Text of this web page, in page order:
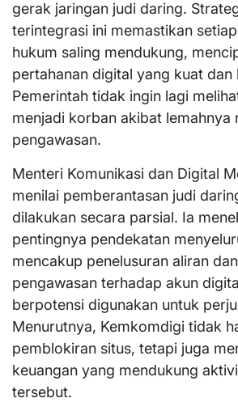
gerak jaringan judi daring.
terintegrasi ini memastikan
hukum saling mendukung,
pertahanan digital yang kuat dan
Pemerintah tidak ingin lagi
menjadi korban akibat lemahnya
pengawasan.
Menteri Komunikasi dan Digital
menilai pemberantasan judi
dilakukan secara parsial. Ia
pentingnya pendekatan
mencakup penelusuran aliran
pengawasan terhadap akun
berpotensi digunakan untuk
Menurutnya, Kemkomdigi tidak
pemblokiran situs, tetapi juga
keuangan yang mendukung
tersebut.